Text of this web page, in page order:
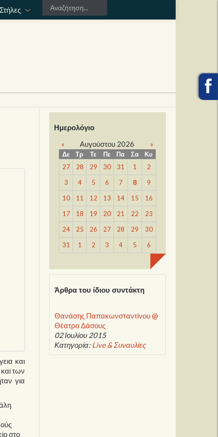
Στήλες
και
των
για
στο
Ημερολόγιο
« Αυγούστου 2026 »
Δε Τρ Τε Πε Πα Σα
Κυ
27
28 29 30 31 1
2
3
4 5 6 7 8
9
10
11 12 13 14 15
16
17
18 19 20 21 22
23
24
25 26 27 28 29
30
31
1 2 3 4 5 6
Άρθρα του ίδιου συντάκτη
Θανάσης Παπακωνσταντίνου @
Θέατρο Δάσους
02 Ιουλίου 2015
Κατηγορία:Live & Συναυλίες